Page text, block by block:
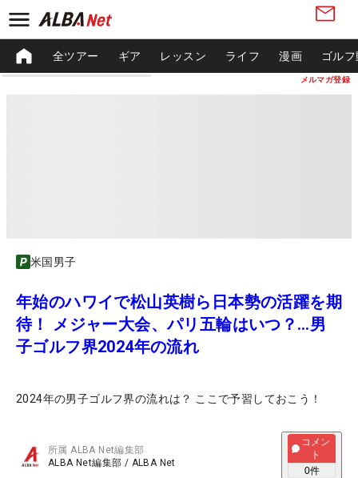
メルマガ登録
全ツアー ギア レッスン ライフ 漫画 ゴル
米国男子
年始のハワイで松山英樹ら日本勢の活躍を期
待！ メジャー大会、パリ五輪はいつ？…男
子ゴルフ界2024年の流れ
2024年の男子ゴルフ界の流れは？ ここで予習しておこう！
所属ALBA Net編集部
ALBA Net編集部 / ALBA Net
コメン
ト
0件